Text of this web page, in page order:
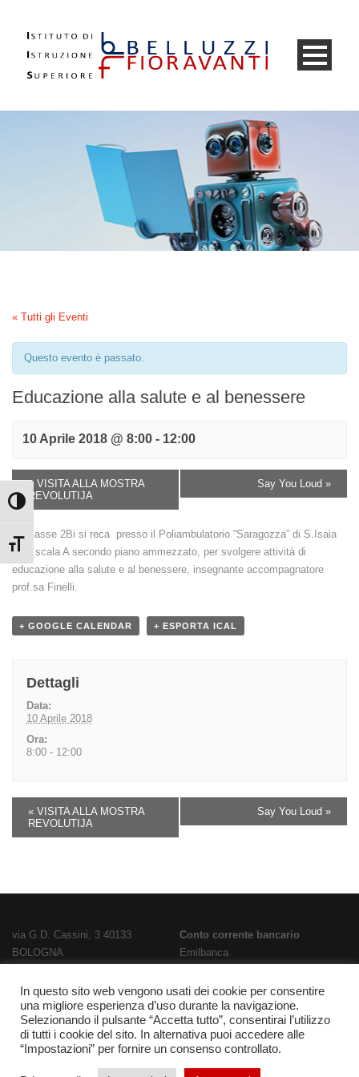
Attiva/disattiva alto contrasto
Attiva/disattiva dimensione testo
« Tutti gli Eventi
Questo evento è passato.
Educazione alla salute e al benessere
10 Aprile 2018 @ 8:00 - 12:00
« VISITA ALLA MOSTRA
REVOLUTIJA
Say You Loud »
La classe 2Bi si reca presso il Poliambulatorio “Saragozza” di S.Isaia
94/a scala A secondo piano ammezzato, per svolgere attività di
educazione alla salute e al benessere, insegnante accompagnatore
prof.sa Finelli.
+ GOOGLE CALENDAR + ESPORTA ICAL
Dettagli
Data:
10 Aprile 2018
Ora:
8:00 - 12:00
« VISITA ALLA MOSTRA
REVOLUTIJA
Say You Loud »
via G.D. Cassini, 3 40133
BOLOGNA
E-Mail:bois02300g@istruzione.it
PEC: bois02300g@pec.istruzione.it
Codice meccanografico
BOIS02300G
Codice fiscale 91337340375
Conto corrente bancario
Emilbanca
IT28T0707236670000000186800
Codice FatturazioneUFPL93
Codice IPAistsc_bois02300g
In questo sito web vengono usati dei cookie per consentire
una migliore esperienza d’uso durante la navigazione.
Selezionando il pulsante “Accetta tutto”, consentirai l’utilizzo
di tutti i cookie del sito. In alternativa puoi accedere alle
“Impostazioni” per fornire un consenso controllato.